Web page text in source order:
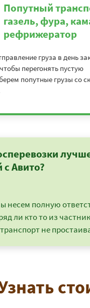
Попутный
газель, фура,
рефрижератор
груза в день
перегонять пустую
попутные грузы со
Авито?
несем полную
ли кто то из
не